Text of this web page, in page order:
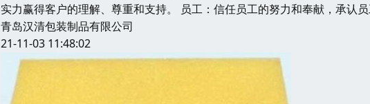
实力赢得客户的理解、尊重和支持。 员工：信任员工的努力和奉献，承认
青岛汉清包装制品有限公司
21-11-03 11:48:02